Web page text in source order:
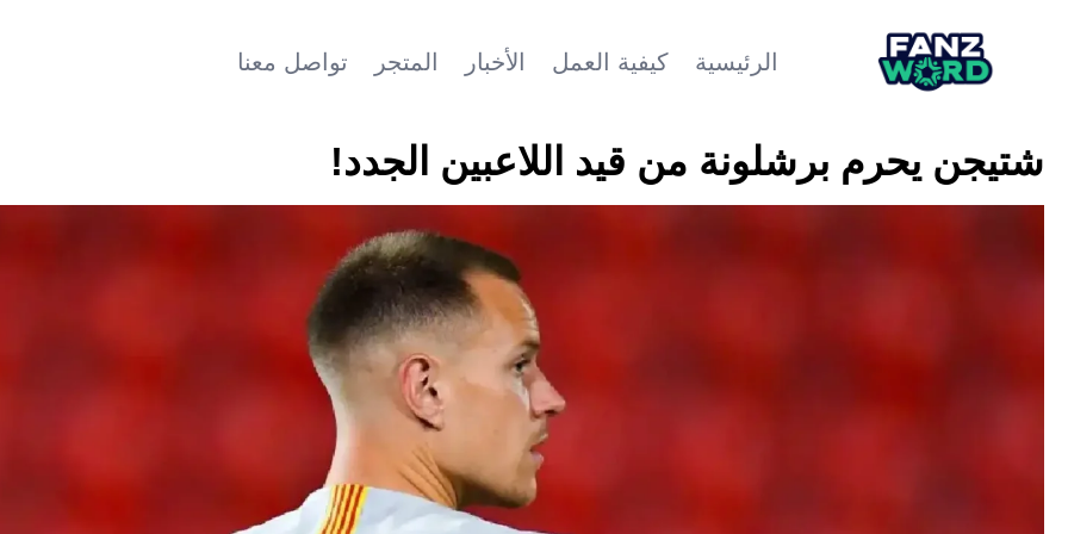
الرئيسية كيفية العمل الأخبار المتجر تواصل معنا
شتيجن يحرم برشلونة من قيد اللاعبين الجدد!